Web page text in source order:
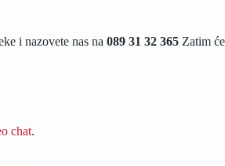
i nazovete nas na 089 31 32 365 Zatim
chat.